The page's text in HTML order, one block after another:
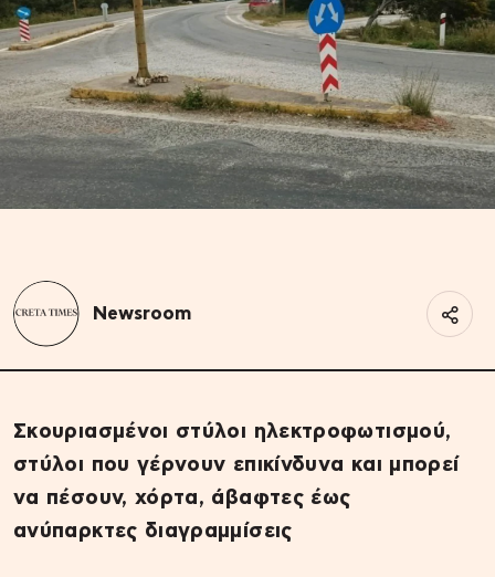
Newsroom
Σκουριασμένοι στύλοι ηλεκτροφωτισμού,
στύλοι που γέρνουν επικίνδυνα και μπορεί
να πέσουν, χόρτα, άβαφτες έως
ανύπαρκτες διαγραμμίσεις